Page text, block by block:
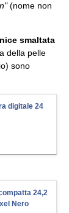
(nome non
smaltata
della pelle
sono
digitale 24
24,2
Nero